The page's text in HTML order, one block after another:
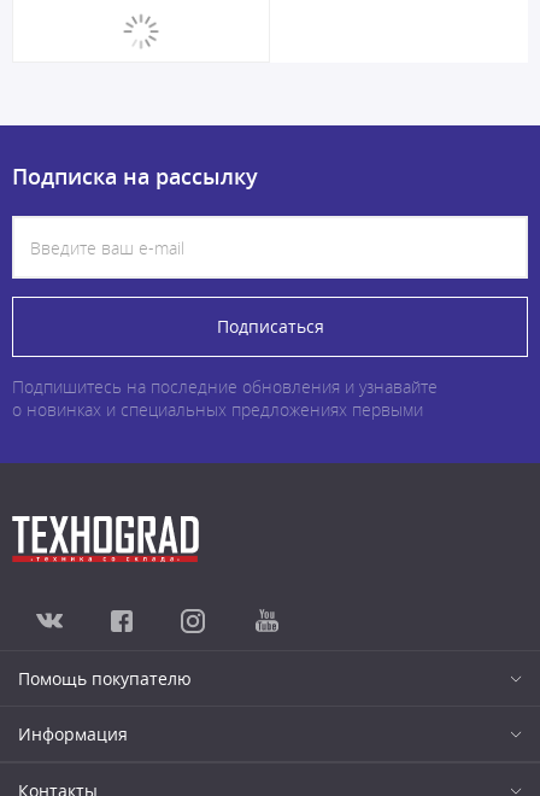
Подписка на рассылку
Подписаться
Подпишитесь на последние обновления и узнавайте
о новинках и специальных предложениях первыми
Помощь покупателю
Информация
Контакты